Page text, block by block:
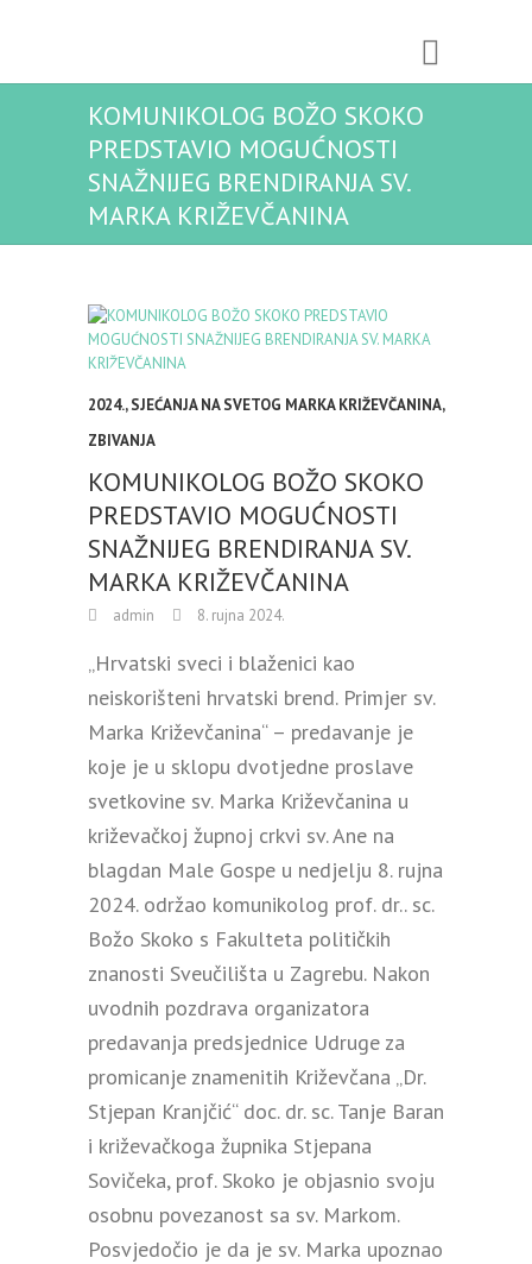
KOMUNIKOLOG BOŽO SKOKO
PREDSTAVIO MOGUĆNOSTI
SNAŽNIJEG BRENDIRANJA SV.
MARKA KRIŽEVČANINA
2024.,SJEĆANJA NA SVETOG MARKA KRIŽEVČANINA,
ZBIVANJA
KOMUNIKOLOG BOŽO SKOKO
PREDSTAVIO MOGUĆNOSTI
SNAŽNIJEG BRENDIRANJA SV.
MARKA KRIŽEVČANINA
admin 8. rujna 2024.
„Hrvatski sveci i blaženici kao
neiskorišteni hrvatski brend. Primjer sv.
Marka Križevčanina“ – predavanje je
koje je u sklopu dvotjedne proslave
svetkovine sv. Marka Križevčanina u
križevačkoj župnoj crkvi sv. Ane na
blagdan Male Gospe u nedjelju 8. rujna
2024. održao komunikolog prof. dr.. sc.
Božo Skoko s Fakulteta političkih
znanosti Sveučilišta u Zagrebu. Nakon
uvodnih pozdrava organizatora
predavanja predsjednice Udruge za
promicanje znamenitih Križevčana „Dr.
Stjepan Kranjčić“ doc. dr. sc. Tanje Baran
i križevačkoga župnika Stjepana
Sovičeka, prof. Skoko je objasnio svoju
osobnu povezanost sa sv. Markom.
Posvjedočio je da je sv. Marka upoznao